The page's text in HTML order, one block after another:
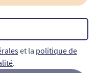
et la politique de
.